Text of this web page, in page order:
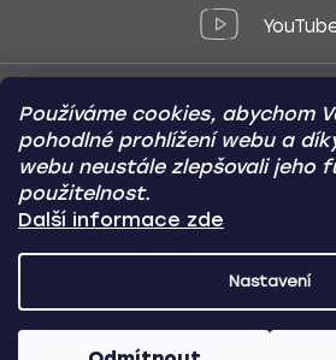
Používáme cookies, abychom
pohodlné prohlížení webu a
webu neustále zlepšovali jeho
použitelnost.
Další informace zde
Nastavení
Způsoby
Online
Převod
Copyright (c) 2012 -2026 CARVIN